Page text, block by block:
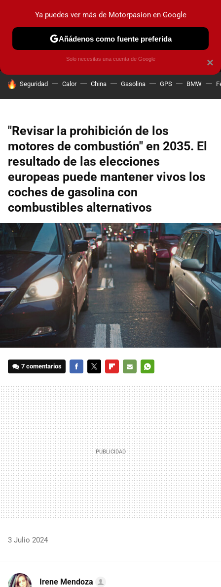
MENÚ NUEVO
COCHES ELÉCTRICOS OBSERVATORIO
HOY SE HABLA DE
Seguridad Calor China Gasolina GPS BMW
"Revisar la prohibición de los
motores de combustión" en 2035. El
resultado de las elecciones
europeas puede mantener vivos los
coches de gasolina con
combustibles alternativos
7 comentarios
MAIL
3 Julio 2024
Irene Mendoza
×
Ya puedes ver más de Motorpasion en Google
Añádenos como fuente preferida
Solo necesitas una cuenta de Google